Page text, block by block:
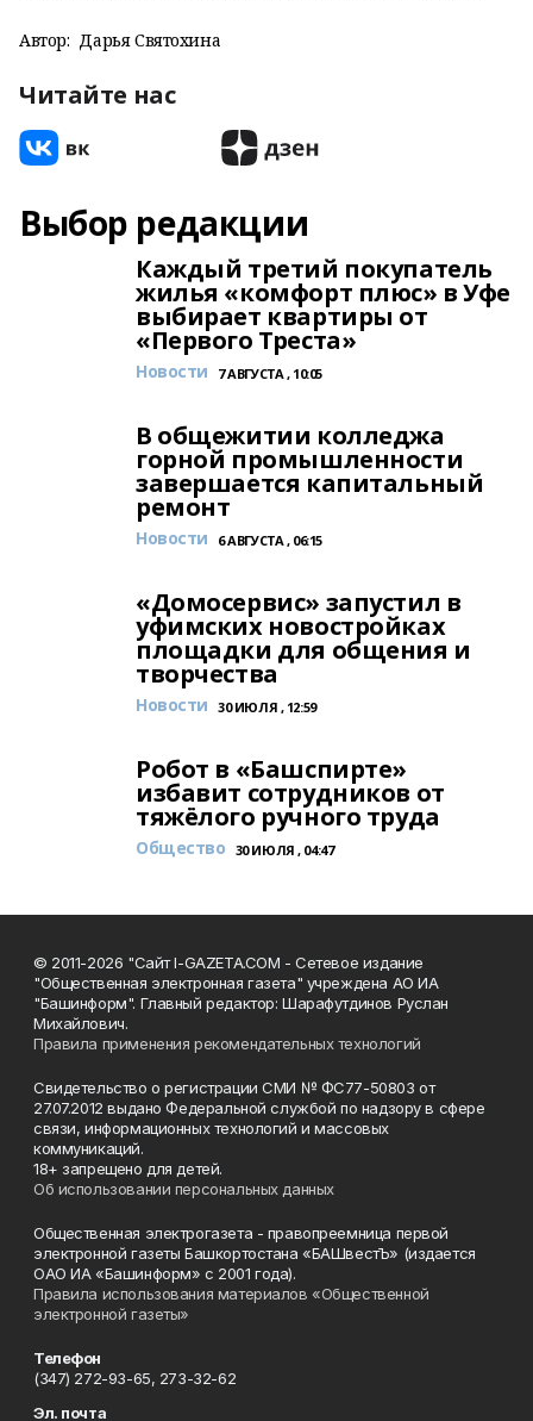
Автор: Дарья Святохина
Читайте нас
Выбор редакции
Каждый третий покупатель
жилья «комфорт плюс» в Уфе
выбирает квартиры от
«Первого Треста»
Новости 7 АВГУСТА , 10:05
В общежитии колледжа
горной промышленности
завершается капитальный
ремонт
Новости 6 АВГУСТА , 06:15
«Домосервис» запустил в
уфимских новостройках
площадки для общения и
творчества
Новости 30 ИЮЛЯ , 12:59
Робот в «Башспирте»
избавит сотрудников от
тяжёлого ручного труда
Общество 30 ИЮЛЯ , 04:47
© 2011-2026 "Сайт I-GAZETA.COM - Сетевое издание
"Общественная электронная газета" учреждена АО ИА
"Башинформ". Главный редактор: Шарафутдинов Руслан
Михайлович.
Правила применения рекомендательных технологий
Свидетельство о регистрации СМИ № ФС77-50803 от
27.07.2012 выдано Федеральной службой по надзору в сфере
связи, информационных технологий и массовых
коммуникаций.
18+ запрещено для детей.
Об использовании персональных данных
Общественная электрогазета - правопреемница первой
электронной газеты Башкортостана «БАШвестЪ» (издается
ОАО ИА «Башинформ» с 2001 года).
Правила использования материалов «Общественной
электронной газеты»
Телефон
(347) 272-93-65, 273-32-62
Эл. почта